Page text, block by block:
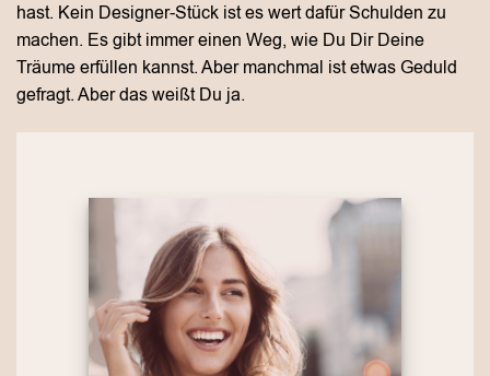
hast. Kein Designer-Stück ist es wert dafür Schulden zu
machen. Es gibt immer einen Weg, wie Du Dir Deine
Träume erfüllen kannst. Aber manchmal ist etwas Geduld
gefragt. Aber das weißt Du ja.